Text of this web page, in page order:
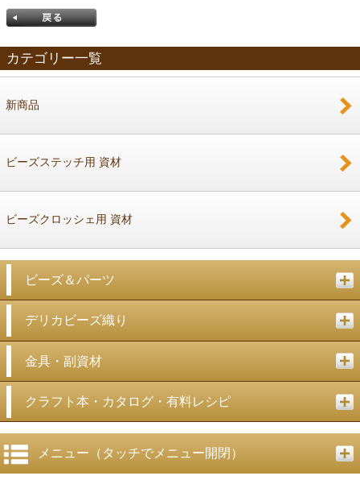
カテゴリー一覧
新商品
ビーズステッチ用 資材
ビーズクロッシェ用 資材
ビーズ＆パーツ
デリカビーズ織り
金具・副資材
クラフト本・カタログ・有料レシピ
メニュー（タッチでメニュー開閉）